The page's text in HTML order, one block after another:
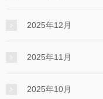
2025年12月
2025年11月
2025年10月